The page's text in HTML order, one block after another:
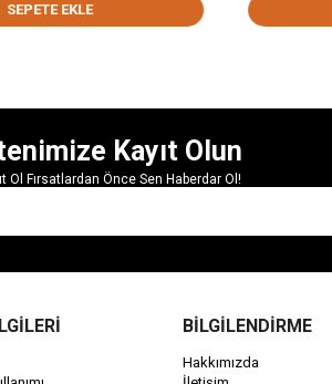
SEPETE EKLE
Kayıt Olun
Ol Fırsatlardan Önce Sen Haberdar Ol!
BİLGİLENDİRME
Hakkımızda